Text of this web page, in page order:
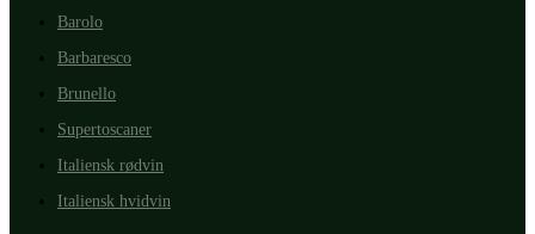
Barolo
Barbaresco
Brunello
Supertoscaner
Italiensk rødvin
Italiensk hvidvin